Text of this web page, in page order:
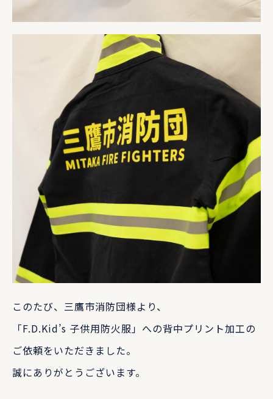
このたび、三鷹市消防団様より、
「F.D.Kid’s 子供用防火服」への背中プリント加工の
ご依頼をいただきました。
誠にありがとうございます。